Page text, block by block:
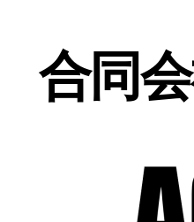
合同